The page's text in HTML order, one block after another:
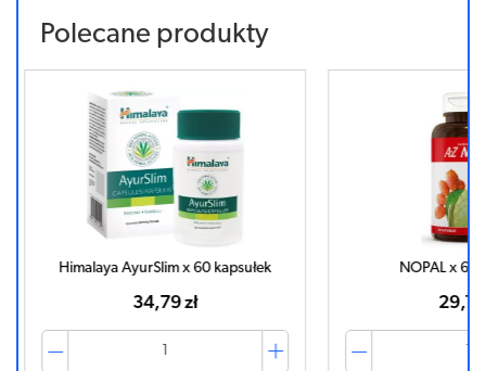
Polecane produkty
NOPAL x 60 kapsułek